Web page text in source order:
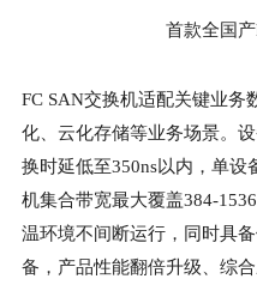
首款全国
FC SAN交换机适配关键业务
化、云化存储等业务场景。
换时延低至350ns以内，单设
机集合带宽最大覆盖384-
温环境不间断运行，同时具
备，产品性能翻倍升级、综合